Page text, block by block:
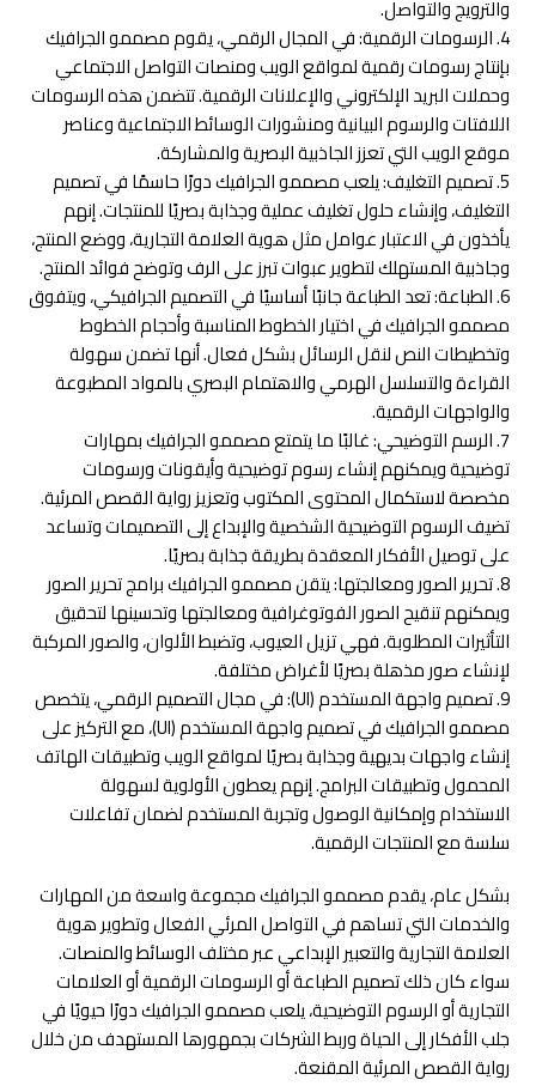
والترويج والتواصل.
4. الرسومات الرقمية: في المجال الرقمي، يقوم مصممو الجرافيك
بإنتاج رسومات رقمية لمواقع الويب ومنصات التواصل الاجتماعي
وحملات البريد الإلكتروني والإعلانات الرقمية. تتضمن هذه الرسومات
اللافتات والرسوم البيانية ومنشورات الوسائط الاجتماعية وعناصر
موقع الويب التي تعزز الجاذبية البصرية والمشاركة.
5. تصميم التغليف: يلعب مصممو الجرافيك دورًا حاسمًا في تصميم
التغليف، وإنشاء حلول تغليف عملية وجذابة بصريًا للمنتجات. إنهم
يأخذون في الاعتبار عوامل مثل هوية العلامة التجارية، ووضع المنتج،
وجاذبية المستهلك لتطوير عبوات تبرز على الرف وتوضح فوائد المنتج.
6. الطباعة: تعد الطباعة جانبًا أساسيًا في التصميم الجرافيكي، ويتفوق
مصممو الجرافيك في اختيار الخطوط المناسبة وأحجام الخطوط
وتخطيطات النص لنقل الرسائل بشكل فعال. أنها تضمن سهولة
القراءة والتسلسل الهرمي والاهتمام البصري بالمواد المطبوعة
والواجهات الرقمية.
7. الرسم التوضيحي: غالبًا ما يتمتع مصممو الجرافيك بمهارات
توضيحية ويمكنهم إنشاء رسوم توضيحية وأيقونات ورسومات
مخصصة لاستكمال المحتوى المكتوب وتعزيز رواية القصص المرئية.
تضيف الرسوم التوضيحية الشخصية والإبداع إلى التصميمات وتساعد
على توصيل الأفكار المعقدة بطريقة جذابة بصريًا.
8. تحرير الصور ومعالجتها: يتقن مصممو الجرافيك برامج تحرير الصور
ويمكنهم تنقيح الصور الفوتوغرافية ومعالجتها وتحسينها لتحقيق
التأثيرات المطلوبة. فهي تزيل العيوب، وتضبط الألوان، والصور المركبة
لإنشاء صور مذهلة بصريًا لأغراض مختلفة.
9. تصميم واجهة المستخدم (UI): في مجال التصميم الرقمي، يتخصص
مصممو الجرافيك في تصميم واجهة المستخدم (UI)، مع التركيز على
إنشاء واجهات بديهية وجذابة بصريًا لمواقع الويب وتطبيقات الهاتف
المحمول وتطبيقات البرامج. إنهم يعطون الأولوية لسهولة
الاستخدام وإمكانية الوصول وتجربة المستخدم لضمان تفاعلات
سلسة مع المنتجات الرقمية.
بشكل عام، يقدم مصممو الجرافيك مجموعة واسعة من المهارات
والخدمات التي تساهم في التواصل المرئي الفعال وتطوير هوية
العلامة التجارية والتعبير الإبداعي عبر مختلف الوسائط والمنصات.
سواء كان ذلك تصميم الطباعة أو الرسومات الرقمية أو العلامات
التجارية أو الرسوم التوضيحية، يلعب مصممو الجرافيك دورًا حيويًا في
جلب الأفكار إلى الحياة وربط الشركات بجمهورها المستهدف من خلال
رواية القصص المرئية المقنعة.